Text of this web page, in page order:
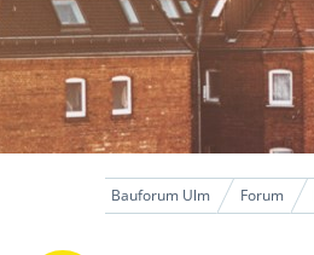
Bauforum Ulm Forum